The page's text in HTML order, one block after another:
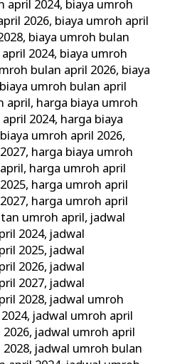
april 2024, biaya umroh
2026, biaya umroh april
, biaya umroh bulan
2024, biaya umroh
bulan april 2026, biaya
biaya umroh bulan april
april, harga biaya umroh
2024, harga biaya
umroh april 2026,
, harga biaya umroh
, harga umroh april
, harga umroh april
, harga umroh april
umroh april, jadwal
2024, jadwal
2025, jadwal
2026, jadwal
2027, jadwal
2028, jadwal umroh
, jadwal umroh april
, jadwal umroh april
, jadwal umroh bulan